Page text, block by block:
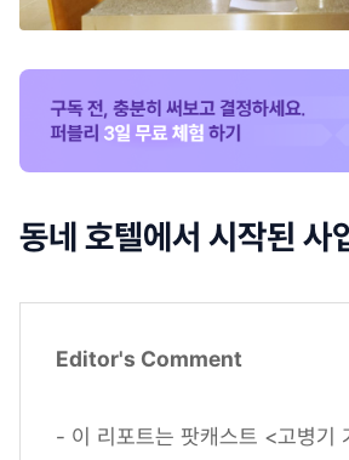
동네 호텔에서 시작된 사
Editor's Comment
- 이 리포트는 팟캐스트 <고병기